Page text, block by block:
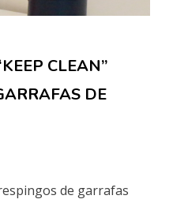
CLEAN”
DE
de garrafas